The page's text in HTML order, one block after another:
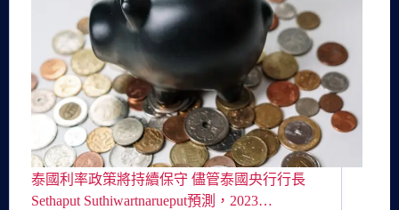
泰國利率政策將持續保守 儘管泰國央行行長
Sethaput Suthiwartnarueput預測，2023…